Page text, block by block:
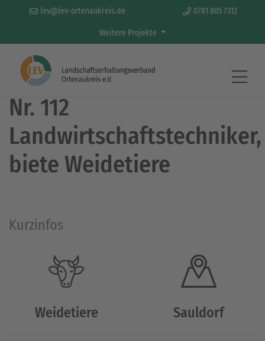
lev@lev-ortenaukreis.de 0781 805 7312
Weitere Projekte
Weidetiere
Nr. 112
Landwirtschaftstechniker,
biete Weidetiere
Kurzinfos
Weidetiere Sauldorf